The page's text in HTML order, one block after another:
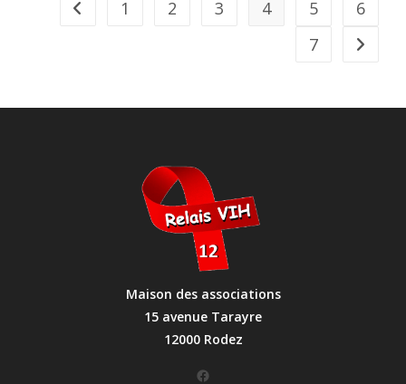
Go to the previous page
1 2 3 4 5
6
7
Aller à
Maison des associations
15 avenue Tarayre
12000 Rodez
Facebook